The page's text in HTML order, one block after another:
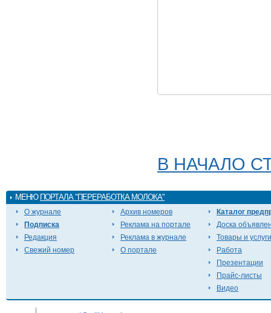
В НАЧАЛО
МЕНЮ ПОРТАЛА "ПЕРЕРАБОТКА МОЛОКА"
О журнале
Подписка
Редакция
Свежий номер
Архив номеров
Реклама на портале
Реклама в журнале
О портале
Каталог
Доска
Товары и услуги
Работа
Презентации
Прайс-листы
Видео